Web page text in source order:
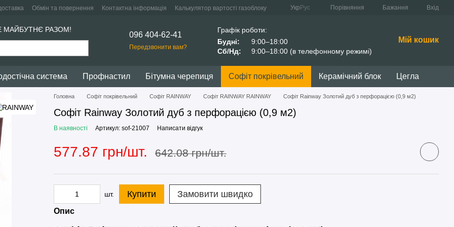
Обмін та повернення Контактна інформація
Калькулятор вартості газоблоку
Укр Рус Порівняння Бажання Вхід
МАЙБУТНЄ РАЗОМ!
096 404-62-41
Передзвонити вам?
Графік роботи:
Будні:
9:00–18:00
Сб/Нд:
9:00–18:00 (в телефонному режимі)
Мій кошик
система Профнастил Бітумна черепиця Софіт покрівельний Керамічний блок Цегла
Головна Софіт покрівельний Софіт RAINWAY Софіт RAINWAY RAINWAY Софіт Rainway Золотий дуб з перфорацією (0,9 м2)
Софіт Rainway Золотий дуб з перфорацією (0,9 м2)
В наявності Артикул: sof-21007 Написати відгук
577.87 грн/шт. 642.08 грн/шт.
шт. Купити Замовити швидко
Опис